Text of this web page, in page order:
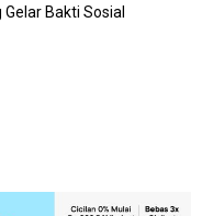
Bakti Sosial